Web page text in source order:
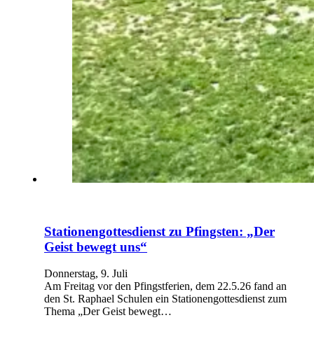
Stationengottesdienst zu Pfingsten: „Der
Geist bewegt uns“
Donnerstag, 9. Juli
Am Freitag vor den Pfingstferien, dem 22.5.26 fand an
den St. Raphael Schulen ein Stationengottesdienst zum
Thema „Der Geist bewegt…